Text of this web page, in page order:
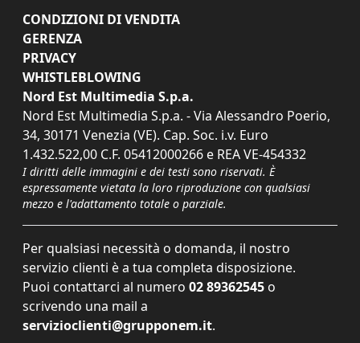
CONDIZIONI DI VENDITA
GERENZA
PRIVACY
WHISTLEBLOWING
Nord Est Multimedia S.p.a.
Nord Est Multimedia S.p.a. - Via Alessandro Poerio,
34, 30171 Venezia (VE). Cap. Soc. i.v. Euro
1.432.522,00 C.F. 05412000266 e REA VE-454332
I diritti delle immagini e dei testi sono riservati. È
espressamente vietata la loro riproduzione con qualsiasi
mezzo e l'adattamento totale o parziale.
Per qualsiasi necessità o domanda, il nostro
servizio clienti è a tua completa disposizione.
Puoi contattarci al numero 02 89362545 o
scrivendo una mail a
servizioclienti@grupponem.it.